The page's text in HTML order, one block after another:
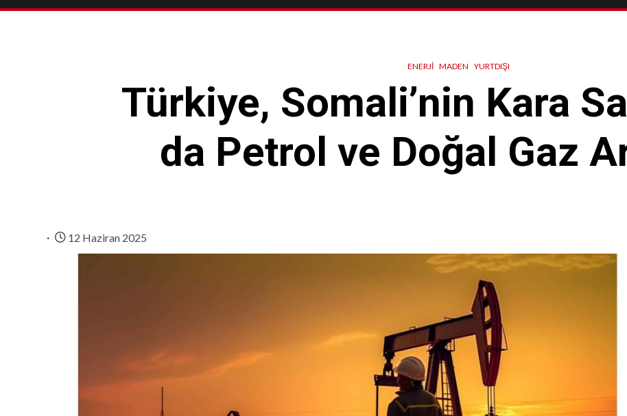
ENERJI MADEN YURTDIŞI
Türkiye, Somali’nin Kara
da Petrol ve Doğal Gaz
12 Haziran 2025